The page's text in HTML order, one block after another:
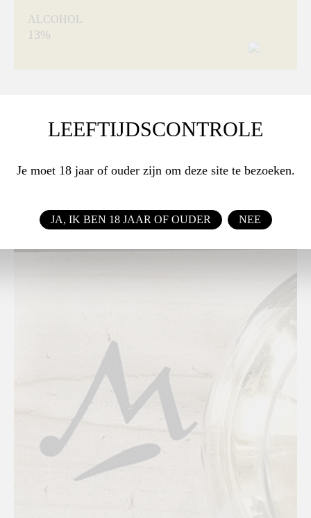
ALCOHOL
13%
CASTILLA Y LEON / SPANJE
LEEFTIJDSCONTROLE
Je moet 18 jaar of ouder zijn om deze site te bezoeken.
JA, IK BEN 18 JAAR OF OUDER NEE